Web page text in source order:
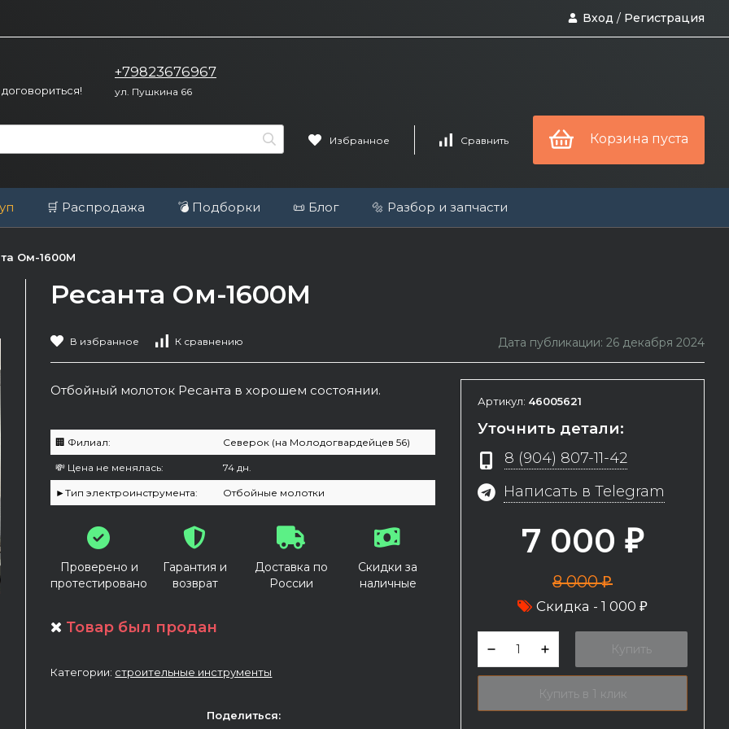
Вход / Регистрация
+79823676967
ул. Пушкина 66
Избранное Сравнить Корзина пуста
🛒 Распродажа 💣 Подборки 📜 Блог 🔩 Разбор и запчасти
Ом-1600М
Ресанта Ом-1600М
В избранное К сравнению Дата публикации: 26 декабря 2024
Отбойный молоток Ресанта в хорошем состоянии.
🏢 Филиал: Северок (на Молодогвардейцев 56)
💸 Цена не менялась: 74 дн.
►Тип электроинструмента: Отбойные молотки
Проверено и
протестировано
Гарантия и
возврат
Доставка по
России
Скидки за
наличные
Товар был продан
Категории: строительные инструменты
Поделиться:
Артикул: 46005621
Уточнить детали:
8 (904) 807-11-42
Написать в Telegram
7 000 ₽
8 000₽
Скидка - 1 000 ₽
Купить
Купить в 1 клик